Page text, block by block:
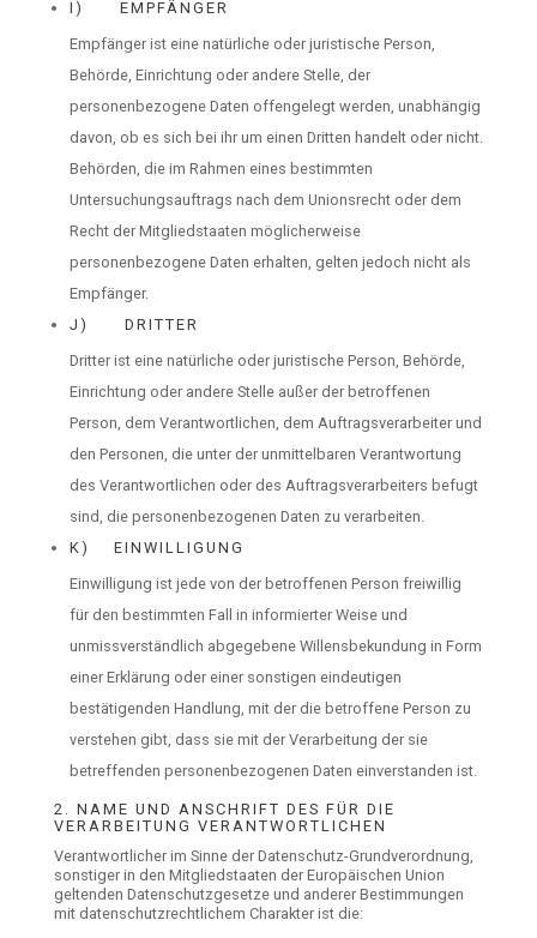
I) EMPFÄNGER
Empfänger ist eine natürliche oder juristische Person,
Behörde, Einrichtung oder andere Stelle, der
personenbezogene Daten offengelegt werden, unabhängig
davon, ob es sich bei ihr um einen Dritten handelt oder nicht.
Behörden, die im Rahmen eines bestimmten
Untersuchungsauftrags nach dem Unionsrecht oder dem
Recht der Mitgliedstaaten möglicherweise
personenbezogene Daten erhalten, gelten jedoch nicht als
Empfänger.
J) DRITTER
Dritter ist eine natürliche oder juristische Person, Behörde,
Einrichtung oder andere Stelle außer der betroffenen
Person, dem Verantwortlichen, dem Auftragsverarbeiter und
den Personen, die unter der unmittelbaren Verantwortung
des Verantwortlichen oder des Auftragsverarbeiters befugt
sind, die personenbezogenen Daten zu verarbeiten.
K) EINWILLIGUNG
Einwilligung ist jede von der betroffenen Person freiwillig
für den bestimmten Fall in informierter Weise und
unmissverständlich abgegebene Willensbekundung in Form
einer Erklärung oder einer sonstigen eindeutigen
bestätigenden Handlung, mit der die betroffene Person zu
verstehen gibt, dass sie mit der Verarbeitung der sie
betreffenden personenbezogenen Daten einverstanden ist.
2. NAME UND ANSCHRIFT DES FÜR DIE
VERARBEITUNG VERANTWORTLICHEN
Verantwortlicher im Sinne der Datenschutz-Grundverordnung,
sonstiger in den Mitgliedstaaten der Europäischen Union
geltenden Datenschutzgesetze und anderer Bestimmungen
mit datenschutzrechtlichem Charakter ist die: